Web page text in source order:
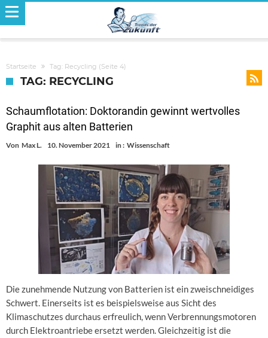
Startseite Tag: Recycling (Seite 4)
TAG: RECYCLING
Schaumflotation: Doktorandin gewinnt wertvolles
Graphit aus alten Batterien
Von Max L. 10. November 2021 in : Wissenschaft
Die zunehmende Nutzung von Batterien ist ein zweischneidiges
Schwert. Einerseits ist es beispielsweise aus Sicht des
Klimaschutzes durchaus erfreulich, wenn Verbrennungsmotoren
durch Elektroantriebe ersetzt werden. Gleichzeitig ist die